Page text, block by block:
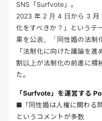
SNS「Surfvote」。
2023 年 2 月 4 日から 3 月
化をすべきか？」というテ
果を公表。「同性婚の法制
「法制化に向けた議論を
割以上が法制化の前進に積
た。
「Surfvote」を運営する
■「同性婚は人権に関わる
というコメントが多数